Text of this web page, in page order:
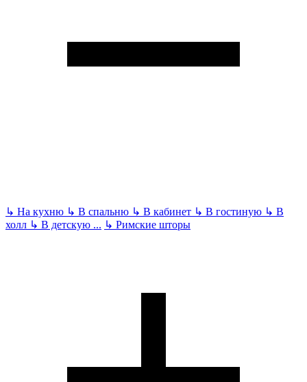
↳ На кухню ↳ В спальню ↳ В кабинет ↳ В гостиную ↳ В
холл ↳ В детскую ... ↳ Римские шторы